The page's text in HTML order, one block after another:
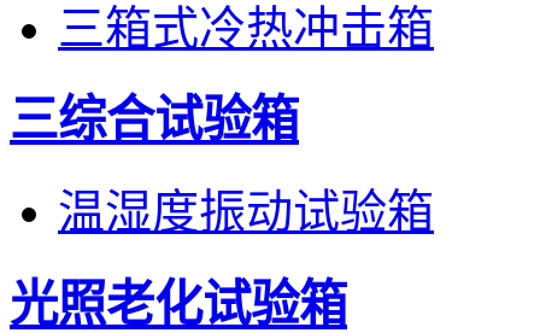
三箱式冷热冲击箱
三综合试验箱
温湿度振动试验箱
光照老化试验箱